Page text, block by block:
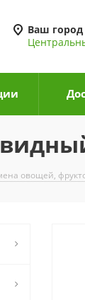
Ваш город
овощей,